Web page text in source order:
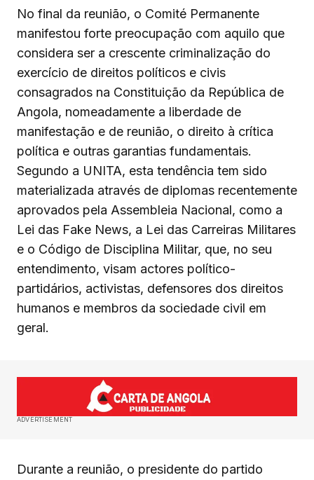
No final da reunião, o Comité Permanente
manifestou forte preocupação com aquilo que
considera ser a crescente criminalização do
exercício de direitos políticos e civis
consagrados na Constituição da República de
Angola, nomeadamente a liberdade de
manifestação e de reunião, o direito à crítica
política e outras garantias fundamentais.
Segundo a UNITA, esta tendência tem sido
materializada através de diplomas recentemente
aprovados pela Assembleia Nacional, como a
Lei das Fake News, a Lei das Carreiras Militares
e o Código de Disciplina Militar, que, no seu
entendimento, visam actores político-
partidários, activistas, defensores dos direitos
humanos e membros da sociedade civil em
geral.
ADVERTISEMENT
Durante a reunião, o presidente do partido